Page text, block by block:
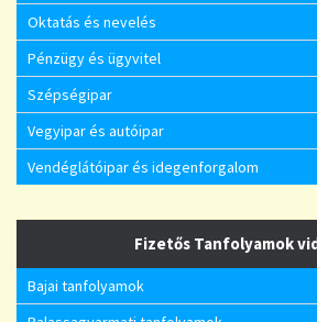
Oktatás és nevelés
Pénzügy és ügyvitel
Szépségipar
Vegyipar és autóipar
Vendéglátóipar és idegenforgalom
Fizetős Tanfolyamok
Bajai tanfolyamok